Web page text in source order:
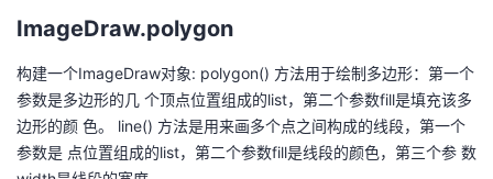
动
关
注
开
发
的
Programs
我
的
ImageDraw.polygon
构建一个ImageDraw对象: polygon() 方法用于绘制多边形：第一个
参数是多边形的几 个顶点位置组成的list，第二个参数fill是填充该多
边形的颜 色。 line() 方法是用来画多个点之间构成的线段，第一个
参数是 点位置组成的list，第二个参数fill是线段的颜色，第三个参 数